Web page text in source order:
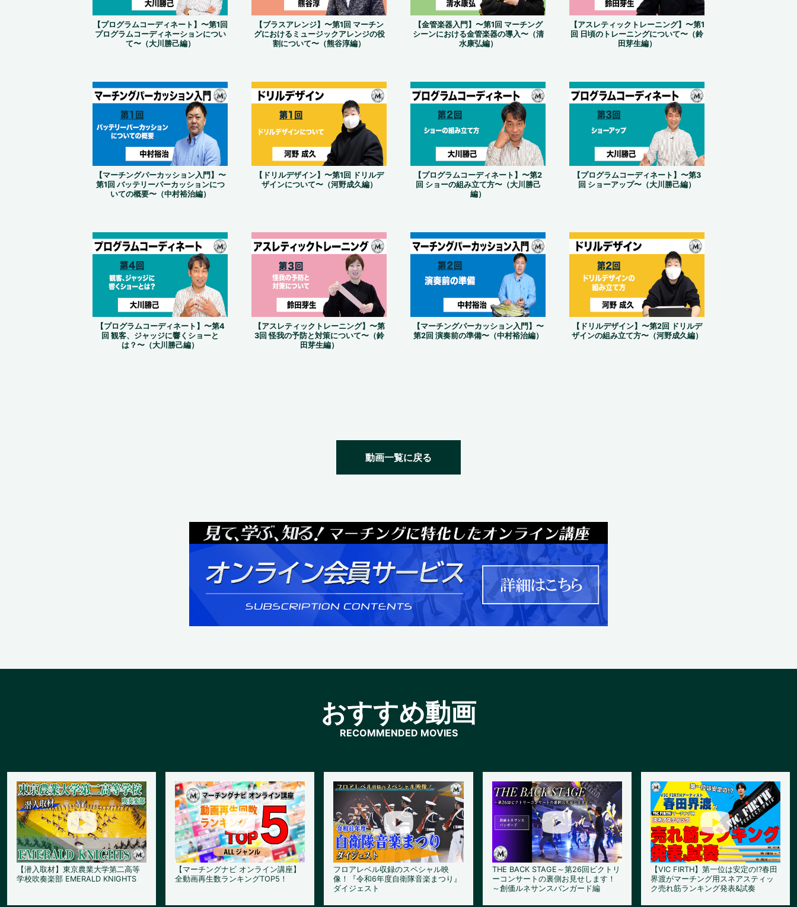
【プログラムコーディネート】〜第1回
プログラムコーディネーションについ
て〜（大川勝己編）
【ブラスアレンジ】〜第1回 マーチン
グにおけるミュージックアレンジの役
割について〜（熊谷淳編）
【金管楽器入門】〜第1回 マーチング
シーンにおける金管楽器の導入〜（清
水康弘編）
【アスレティックトレーニング】〜第1
回 日頃のトレーニングについて〜（鈴
田芽生編）
【マーチングパーカッション入門】〜
第1回 バッテリーパーカッションにつ
いての概要〜（中村裕治編）
【ドリルデザイン】〜第1回 ドリルデ
ザインについて〜（河野成久編）
【プログラムコーディネート】〜第2
回 ショーの組み立て方〜（大川勝己
編）
【プログラムコーディネート】〜第3
回 ショーアップ〜（大川勝己編）
【プログラムコーディネート】〜第4
回 観客、ジャッジに響くショーと
は？〜（大川勝己編）
【アスレティックトレーニング】〜第
3回 怪我の予防と対策について〜（鈴
田芽生編）
【マーチングパーカッション入門】〜
第2回 演奏前の準備〜（中村裕治編）
【ドリルデザイン】〜第2回 ドリルデ
ザインの組み立て方〜（河野成久編）
動画一覧に戻る
おすすめ動画
【潜入取材】東京農業大学第二高等
学校吹奏楽部 EMERALD KNIGHTS
【マーチングナビ オンライン講座】
全動画再生数ランキングTOP5！
フロアレベル収録のスペシャル映
像！『令和6年度自衛隊音楽まつり』
ダイジェスト
THE BACK STAGE～第26回ビクトリ
ーコンサートの裏側お見せします！
～創価ルネサンスバンガード編
【VIC FIRTH】第一位は安定の!?春田
界渡がマーチング用スネアスティッ
ク売れ筋ランキング発表&試奏